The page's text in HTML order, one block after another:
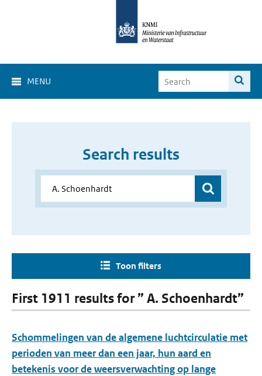
MENU
Search results
Toon filters
First 1911 results for ” A. Schoenhardt”
Schommelingen van de algemene luchtcirculatie met
perioden van meer dan een jaar, hun aard en
betekenis voor de weersverwachting op lange